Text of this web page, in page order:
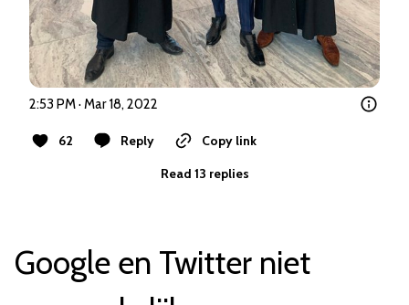
2:53 PM · Mar 18, 2022
62 Reply
Copy link
Read 13 replies
Google en Twitter niet